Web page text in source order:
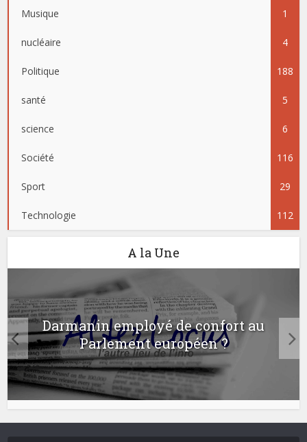
Musique 1
nucléaire 4
Politique 188
santé 5
science 6
Société 116
Sport 29
Technologie 112
A la Une
Darmanin employé de confort au
Parlement européen ?